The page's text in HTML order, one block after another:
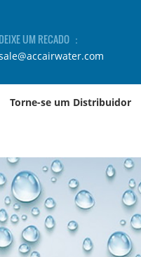
DEIXE UM RECADO ：
Torne-se um Distribuidor